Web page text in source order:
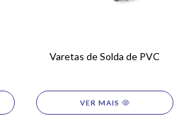
Varetas de Solda de PVC